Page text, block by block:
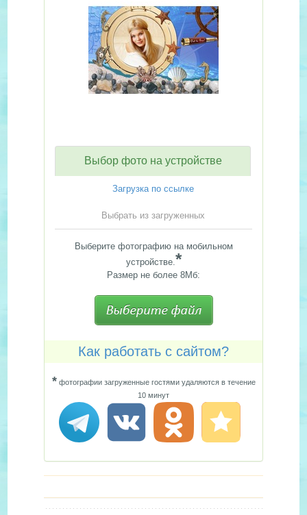
Выбор фото на устройстве
Загрузка по ссылке
Выбрать из загруженных
Выберите фотографию на мобильном
устройстве.*
Размер не более 8Мб:
Как работать с сайтом?
*фотографии загруженные гостями удаляются в течение
10 минут